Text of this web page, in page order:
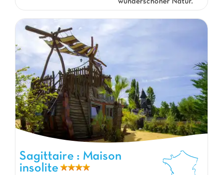
wunderschöner Natur.
Sagittaire : Maison insolite, Campingplatz Rhone Alpes
Sagittaire : Maison
insolite